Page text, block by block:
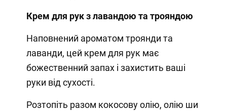
Крем для рук з лавандою та трояндою
Наповнений ароматом троянди та
лаванди, цей крем для рук має
божественний запах і захистить ваші
руки від сухості.
Розтопіть разом кокосову олію, олію ши